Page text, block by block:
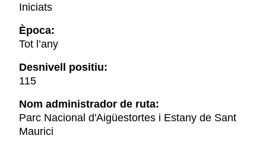
Iniciats
Època:
Tot l’any
Desnivell positiu:
115
Nom administrador de ruta:
Parc Nacional d'Aigüestortes i Estany de Sant
Maurici